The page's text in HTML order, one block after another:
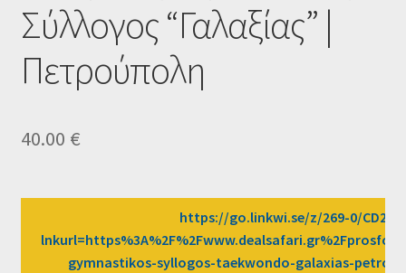
Ταμείο
HOME
Σύλλογος “Γαλαξίας” |
Πετρούπολη
40.00 €
https://go.linkwi.se/z/269-0/
gymnastikos-syllogos-taekwondo-galaxias-